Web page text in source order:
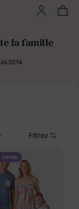
la famille
2014
Filtrez
vente